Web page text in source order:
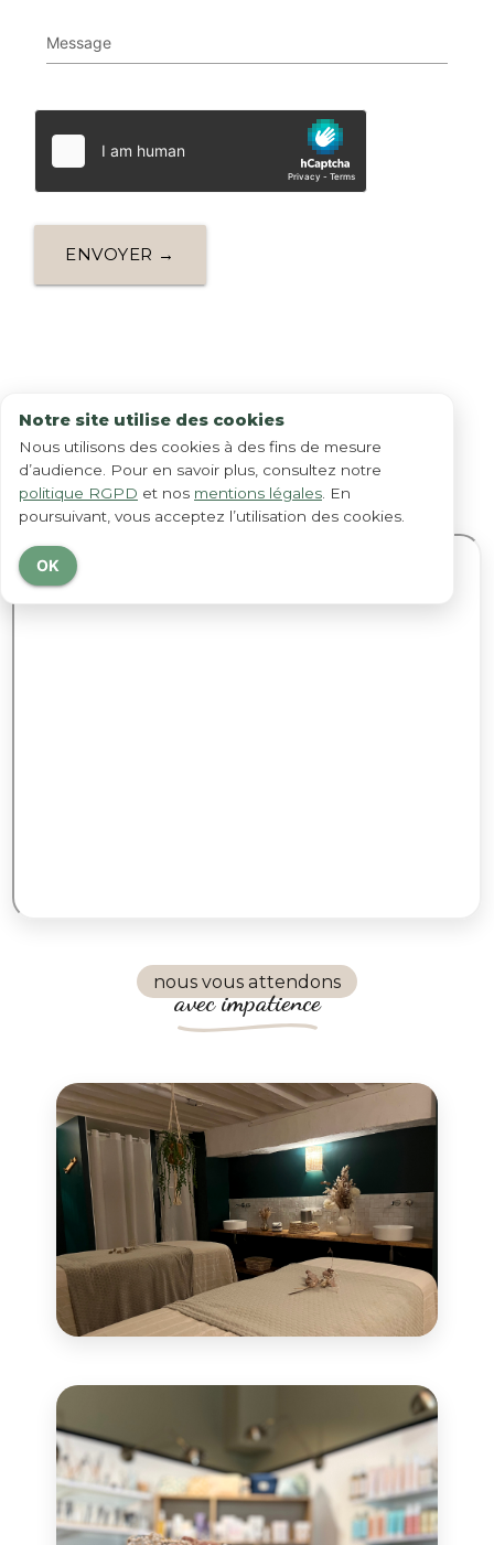
Message
ENVOYER →
Notre site utilise des cookies
Nous utilisons des cookies à des fins de mesure
d’audience. Pour en savoir plus, consultez notre
politique RGPD et nos mentions légales . En
poursuivant, vous acceptez l’utilisation des cookies.
OK
Situer notre
institut
nous vous attendons
avec impatience